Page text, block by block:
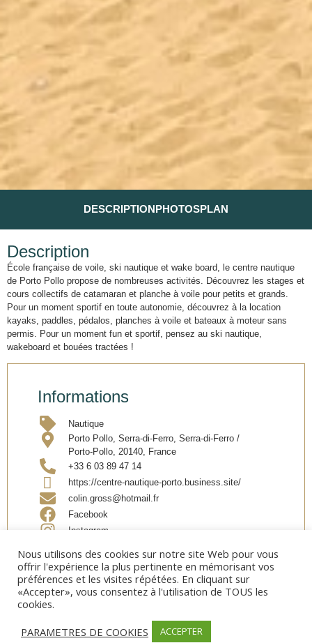
DESCRIPTIONPHOTOSPLAN
Description
École française de voile, ski nautique et wake board, le centre nautique
de Porto Pollo propose de nombreuses activités. Découvrez les stages et
cours collectifs de catamaran et planche à voile pour petits et grands.
Pour un moment sportif en toute autonomie, découvrez à la location
kayaks, paddles, pédalos, planches à voile et bateaux à moteur sans
permis. Pour un moment fun et sportif, pensez au ski nautique,
wakeboard et bouées tractées !
Informations
Nautique
Porto Pollo, Serra-di-Ferro, Serra-di-Ferro /
Porto-Pollo, 20140, France
+33 6 03 89 47 14
https://centre-nautique-porto.business.site/
colin.gross@hotmail.fr
Facebook
Instagram
Partager
Nous utilisons des cookies sur notre site Web pour vous
offrir l'expérience la plus pertinente en mémorisant vos
préférences et les visites répétées. En cliquant sur
«Accepter», vous consentez à l'utilisation de TOUS les
cookies.
PARAMETRES DE COOKIES
ACCEPTER